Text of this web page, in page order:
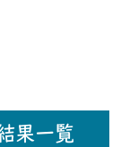
果一覧